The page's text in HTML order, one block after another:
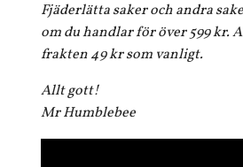
Fjäderlätta saker och andra
om du handlar för över 599 kr.
frakten 49 kr som vanligt.
Allt gott!
Mr Humblebee